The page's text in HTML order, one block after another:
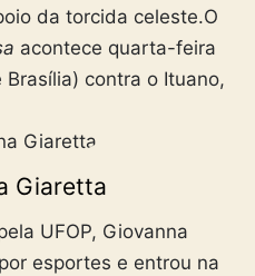
da torcida celeste.O
acontece quarta-feira
contra o Ituano,
Giaretta
UFOP, Giovanna
esportes e entrou na